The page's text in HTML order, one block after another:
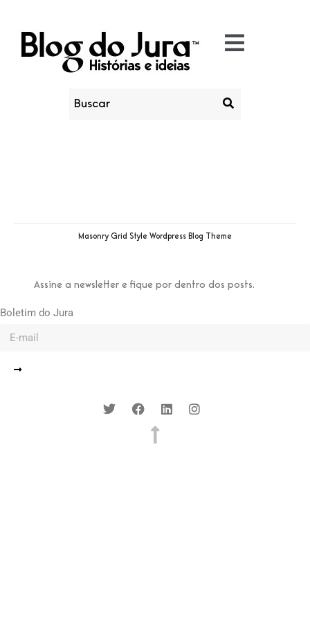
Masonry Grid Style Wordpress Blog Theme
Assine a newsletter e fique por dentro dos posts.
Boletim do Jura